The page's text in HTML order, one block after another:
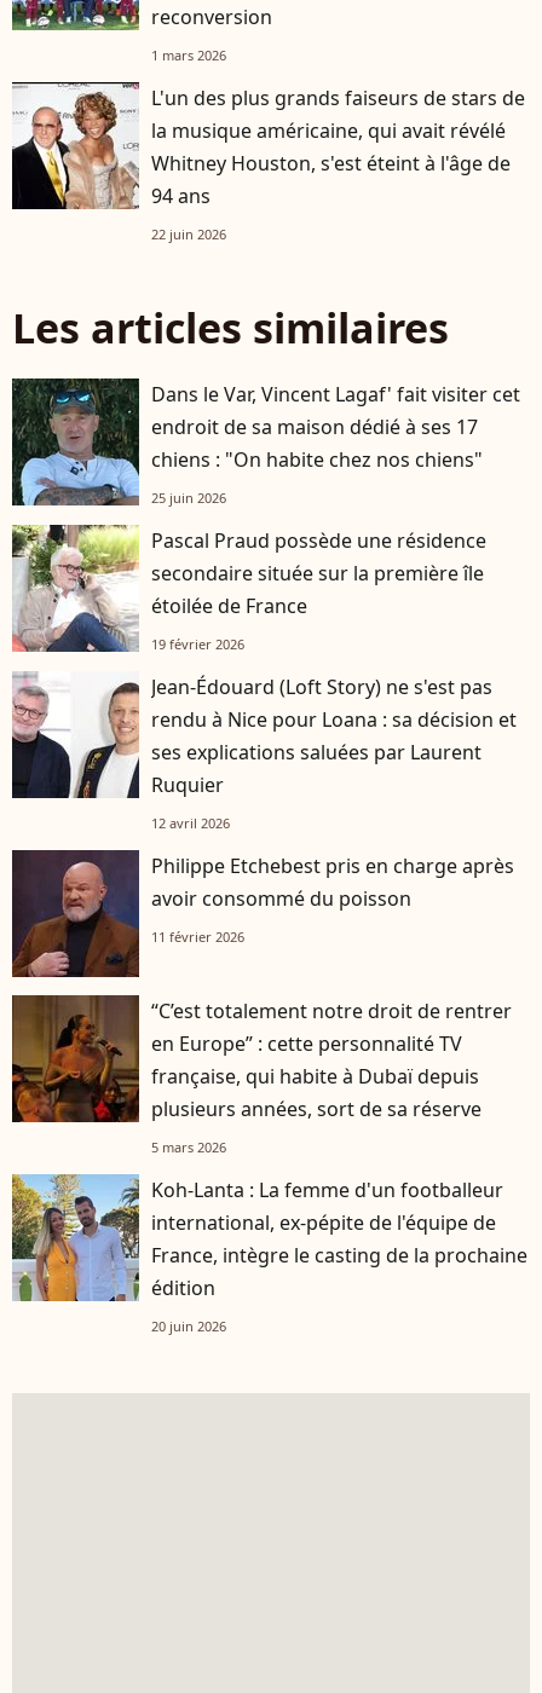
reconversion
1 mars 2026
L'un des plus grands faiseurs de stars de
la musique américaine, qui avait révélé
Whitney Houston, s'est éteint à l'âge de
94 ans
22 juin 2026
Les articles similaires
Dans le Var, Vincent Lagaf' fait visiter cet
endroit de sa maison dédié à ses 17
chiens : "On habite chez nos chiens"
25 juin 2026
Pascal Praud possède une résidence
secondaire située sur la première île
étoilée de France
19 février 2026
Jean-Édouard (Loft Story) ne s'est pas
rendu à Nice pour Loana : sa décision et
ses explications saluées par Laurent
Ruquier
12 avril 2026
Philippe Etchebest pris en charge après
avoir consommé du poisson
11 février 2026
“C’est totalement notre droit de rentrer
en Europe” : cette personnalité TV
française, qui habite à Dubaï depuis
plusieurs années, sort de sa réserve
5 mars 2026
Koh-Lanta : La femme d'un footballeur
international, ex-pépite de l'équipe de
France, intègre le casting de la prochaine
édition
20 juin 2026